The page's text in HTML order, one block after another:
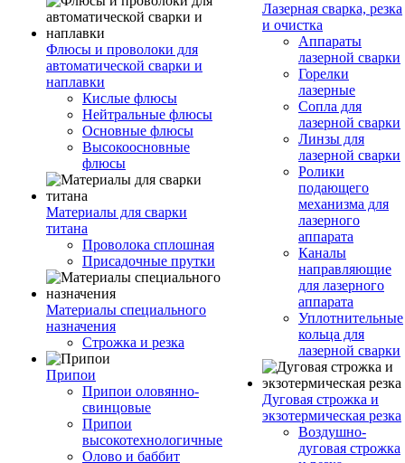
Флюсы и проволоки для
автоматической сварки и
наплавки
Кислые флюсы
Нейтральные флюсы
Основные флюсы
Высокоосновные
флюсы
Материалы для сварки
титана
Проволока сплошная
Присадочные прутки
Материалы специального
назначения
Строжка и резка
Припои
Припои оловянно-
свинцовые
Припои
высокотехнологичные
Олово и баббит
Лазерная сварка, резка
и очистка
Аппараты
лазерной сварки
Горелки
лазерные
Сопла для
лазерной сварки
Линзы для
лазерной сварки
Ролики
подающего
механизма для
лазерного
аппарата
Каналы
направляющие
для лазерного
аппарата
Уплотнительные
кольца для
лазерной сварки
Дуговая строжка и
экзотермическая резка
Воздушно-
дуговая строжка